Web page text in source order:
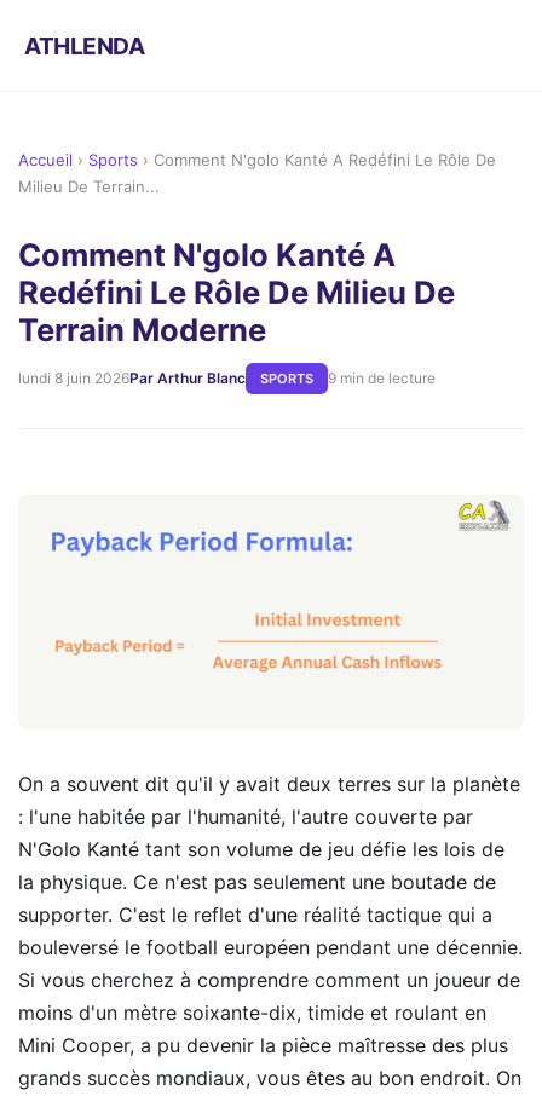
ATHLENDA
Accueil › Sports › Comment N'golo Kanté A Redéfini Le Rôle De
Milieu De Terrain...
Comment N'golo Kanté A
Redéfini Le Rôle De Milieu De
Terrain Moderne
lundi 8 juin 2026Par Arthur Blanc SPORTS 9 min de lecture
On a souvent dit qu'il y avait deux terres sur la planète
: l'une habitée par l'humanité, l'autre couverte par
N'Golo Kanté tant son volume de jeu défie les lois de
la physique. Ce n'est pas seulement une boutade de
supporter. C'est le reflet d'une réalité tactique qui a
bouleversé le football européen pendant une décennie.
Si vous cherchez à comprendre comment un joueur de
moins d'un mètre soixante-dix, timide et roulant en
Mini Cooper, a pu devenir la pièce maîtresse des plus
grands succès mondiaux, vous êtes au bon endroit. On